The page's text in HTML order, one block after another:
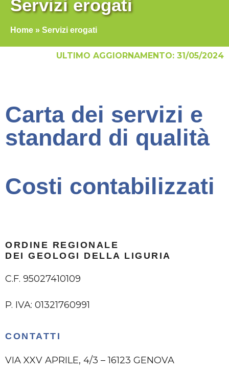
Servizi erogati
Home » Servizi erogati
ULTIMO AGGIORNAMENTO: 31/05/2024
Carta dei servizi e
standard di qualità
Costi contabilizzati
ORDINE REGIONALE
DEI GEOLOGI DELLA LIGURIA
C.F. 95027410109
P. IVA: 01321760991
CONTATTI
VIA XXV APRILE, 4/3 – 16123 GENOVA